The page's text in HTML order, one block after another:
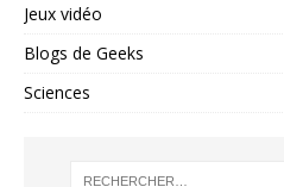
Jeux vidéo
Blogs de Geeks
Sciences